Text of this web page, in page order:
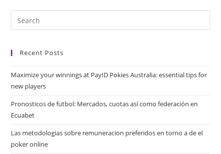
Recent Posts
Maximize your winnings at PayID Pokies Australia: essential tips for
new players
Pronosticos de futbol: Mercados, cuotas así­ como federación en
Ecuabet
Las metodologias sobre remuneracion preferidos en torno a de el
poker online